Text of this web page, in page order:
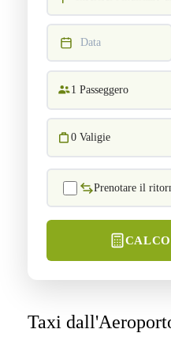
Data
1 Passeggero
0 Valigie
Prenotare il
Taxi